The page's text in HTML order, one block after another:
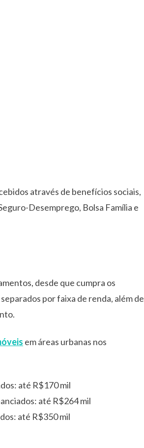
através de benefícios sociais,
Desemprego, Bolsa Família e
desde que cumpra os
por faixa de renda, além de
em áreas urbanas nos
até R$170 mil
até R$264 mil
até R$350 mil